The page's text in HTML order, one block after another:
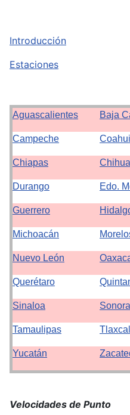
Introducción
Estaciones
Aguascalientes Baja
Campeche
Chiapas
Durango Edo.
Guerrero
Michoacán
Nuevo León
Querétaro
Sinaloa Sonora
Tamaulipas
Yucatán
Velocidades de